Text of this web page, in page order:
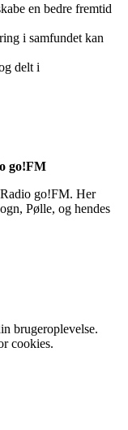
en bedre fremtid
i samfundet kan
delt i
go!FM
go!FM. Her
Pølle, og hendes
brugeroplevelse.
cookies.